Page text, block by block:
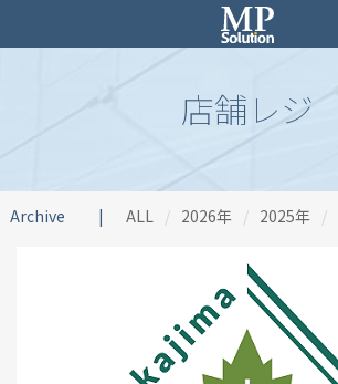
店舗レジ
Archive ALL 2026年 2025年